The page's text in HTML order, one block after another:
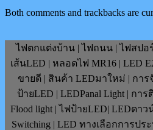
Both comments and trackbacks are
ไฟตกแต่งบ้าน | ไฟถนน | ไฟสปอ
เส้นLED | หลอดไฟ MR16 | LED
ขายดี | สินค้า LEDมาใหม่ | การ
ป้ายLED | LEDPanal Light | กา
Flood light | ไฟป้ายLED| LEDดาว
Switching | LED ทางเลือกการป